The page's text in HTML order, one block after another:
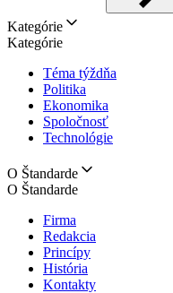
Kategórie
Kategórie
Téma týždňa
Politika
Ekonomika
Spoločnosť
Technológie
O Štandarde
O Štandarde
Firma
Redakcia
Princípy
História
Kontakty